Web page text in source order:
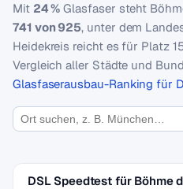
Mit 24 % Glasfaser steht
741 von 925, unter dem
Heidekreis reicht es für Platz
Vergleich aller Städte und
Glasfaserausbau-Ranking für
DSL Speedtest für Böhme